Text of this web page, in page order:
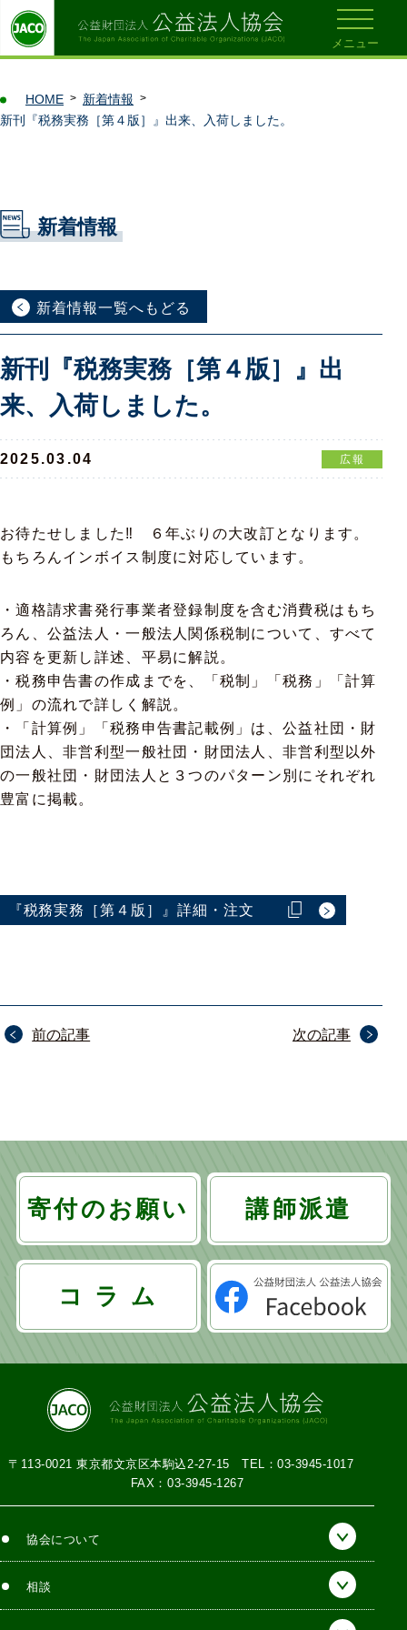
メニュー
HOME
新着情報
新刊『税務実務［第４版］』出来、入荷しました。
新着情報
新着情報一覧へもどる
新刊『税務実務［第４版］』出
来、入荷しました。
2025.03.04 広報
お待たせしました‼ ６年ぶりの大改訂となります。
もちろんインボイス制度に対応しています。
・適格請求書発行事業者登録制度を含む消費税はもち
ろん、公益法人・一般法人関係税制について、すべて
内容を更新し詳述、平易に解説。
・税務申告書の作成までを、「税制」「税務」「計算
例」の流れで詳しく解説。
・「計算例」「税務申告書記載例」は、公益社団・財
団法人、非営利型一般社団・財団法人、非営利型以外
の一般社団・財団法人と３つのパターン別にそれぞれ
豊富に掲載。
『税務実務［第４版］』詳細・注文
投
ゲ
シ
ョ
前の記事 次の記事
寄付のお願い 講師派遣
コ ラ ム
〒113-0021 東京都文京区本駒込2-27-15TEL：03-3945-1017
FAX：03-3945-1267
協会について
相談